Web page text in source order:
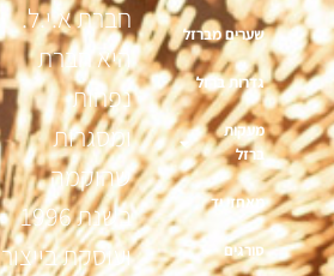
שערים מברזל
גדרות ברזל
מעקות
ברזל
מאחזי יד
סורגים
חברת א.י.ל.
היא חברת
נפחות
ומסגרות
שהוקמה
בשנת 1996
ועוסקת בייצור